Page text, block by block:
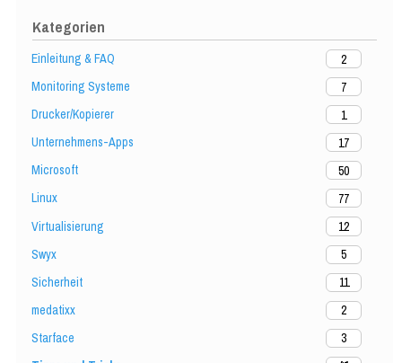
Kategorien
Einleitung & FAQ
2
Monitoring Systeme
7
Drucker/Kopierer
1
Unternehmens-Apps
17
Microsoft
50
Linux
77
Virtualisierung
12
Swyx
5
Sicherheit
11
medatixx
2
Starface
3